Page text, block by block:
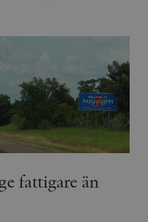
fattigare än
som användarinloggning
/ Domän
Automattic
Inc.
timbro.se